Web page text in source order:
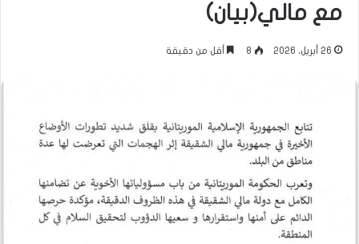
مع مالي(بيان)
26 أبريل، 2026 8 أقل من دقيقة